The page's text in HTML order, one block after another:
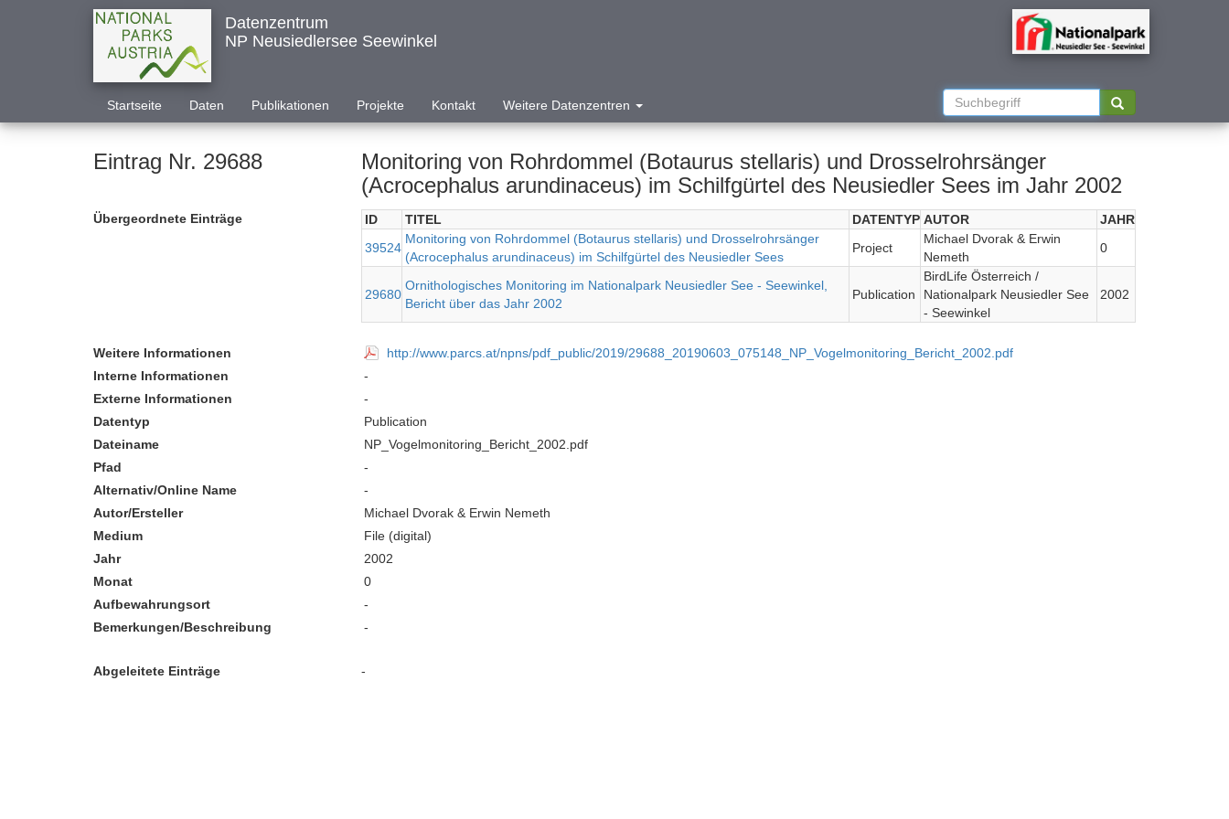
Datenzentrum
NP Neusiedlersee Seewinkel
Startseite Daten Publikationen Projekte Kontakt Weitere Datenzentren
Eintrag Nr. 29688
Monitoring von Rohrdommel (Botaurus stellaris) und Drosselrohrsänger
(Acrocephalus arundinaceus) im Schilfgürtel des Neusiedler Sees im Jahr 2002
Übergeordnete Einträge ID TITEL DATENTYP AUTOR
JAHR
39524
Monitoring von Rohrdommel (Botaurus stellaris) und Drosselrohrsänger
(Acrocephalus arundinaceus) im Schilfgürtel des Neusiedler Sees
Project
Michael Dvorak & Erwin
Nemeth
0
29680
Ornithologisches Monitoring im Nationalpark Neusiedler See - Seewinkel,
Bericht über das Jahr 2002
Publication
BirdLife Österreich /
Nationalpark Neusiedler See
- Seewinkel
2002
Weitere Informationen
http://www.parcs.at/npns/pdf_public/2019/29688_20190603_075148_NP_Vogelmonitoring_Bericht_2002.pdf
Interne Informationen
-
Externe Informationen
-
Datentyp
Publication
Dateiname
NP_Vogelmonitoring_Bericht_2002.pdf
Pfad
-
Alternativ/Online Name
-
Autor/Ersteller
Michael Dvorak & Erwin Nemeth
Medium
File (digital)
Jahr
2002
Monat
0
Aufbewahrungsort
-
Bemerkungen/Beschreibung
-
Abgeleitete Einträge -